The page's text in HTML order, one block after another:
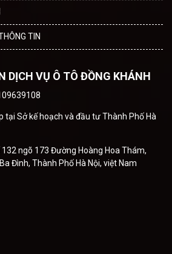
TIN
DỊCH VỤ Ô TÔ ĐỒNG KHÁNH
Sở kế hoạch và đầu tư Thành Phố Hà
132 ngõ 173 Đường Hoàng Hoa Thám,
Đình, Thành Phố Hà Nội, việt Nam